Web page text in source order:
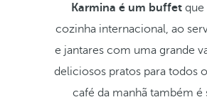
Karmina é um buffetque
cozinha internacional, ao
e jantares com uma grande
deliciosos pratos para todos
café da manhã também é